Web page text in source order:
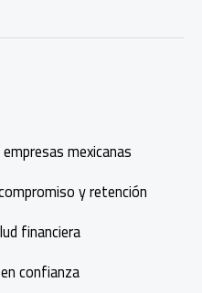
mexicanas
y retención
financiera
confianza